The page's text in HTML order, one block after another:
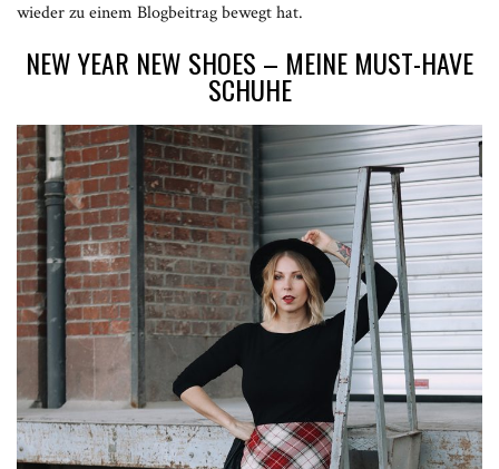
wieder zu einem Blogbeitrag bewegt hat.
NEW YEAR NEW SHOES – MEINE MUST-HAVE
SCHUHE